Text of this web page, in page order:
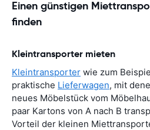
Einen günstigen
finden
Kleintransporter mieten
Kleintransporter wie zum
praktische Lieferwagen, mit
neues Möbelstück vom
paar Kartons von A nach B
Vorteil der kleinen